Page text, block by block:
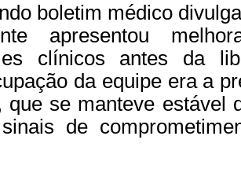
boletim médico
apresentou
clínicos antes da
da equipe era a
que se manteve estável
de